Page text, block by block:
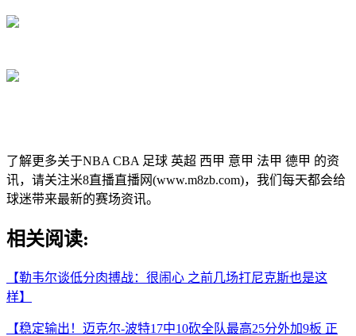
了解更多关于NBA CBA 足球 英超 西甲 意甲 法甲 德甲 的资
讯，请关注米8直播直播网(www.m8zb.com)，我们每天都会给
球迷带来最新的赛场资讯。
相关阅读:
【勒韦尔谈低分肉搏战：很闹心 之前几场打尼克斯也是这
样】
【稳定输出！迈克尔-波特17中10砍全队最高25分外加9板 正